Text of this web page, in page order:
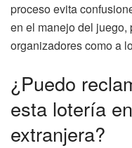
proceso evita
en el manejo del juego,
organizadores como a
¿Puedo
esta lotería
extranjera?